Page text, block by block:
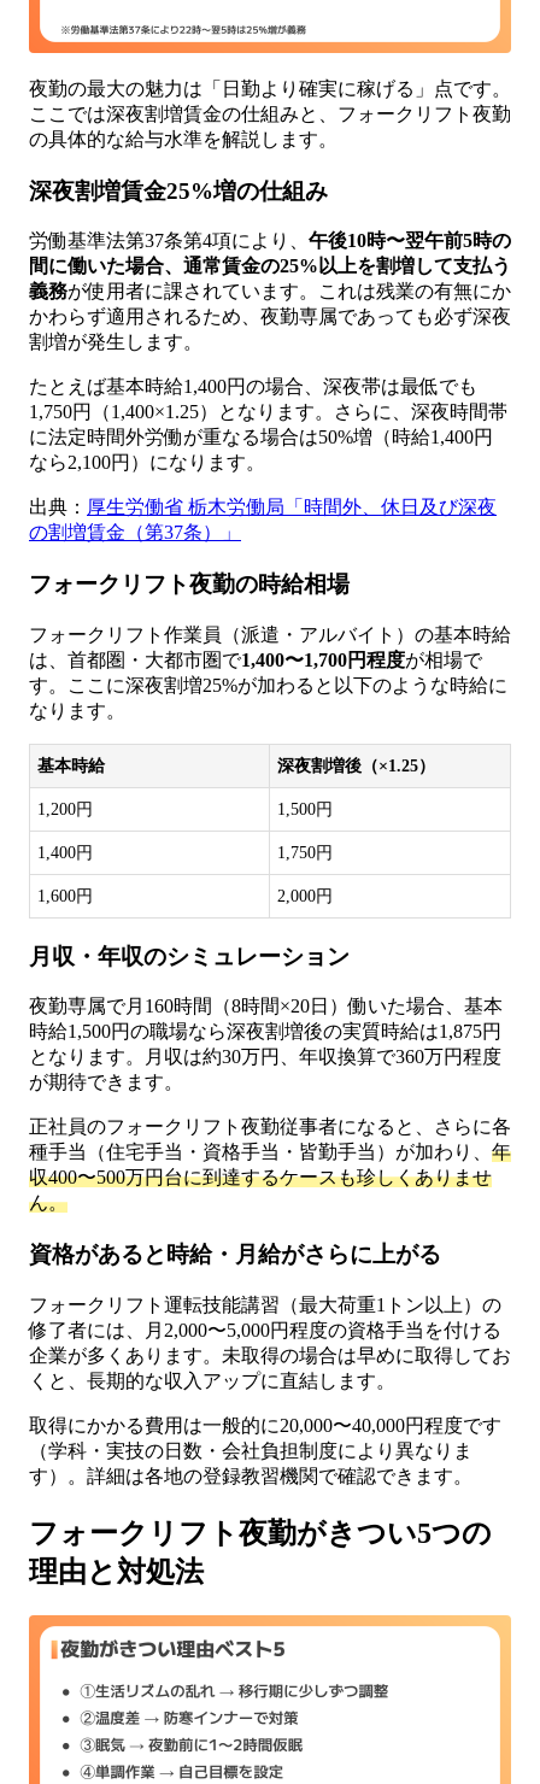
夜勤の最大の魅力は「日勤より確実に稼げる」点です。
ここでは深夜割増賃金の仕組みと、フォークリフト夜勤
の具体的な給与水準を解説します。
深夜割増賃金25%増の仕組み
労働基準法第37条第4項により、 午後10時〜翌午前5時の
間に働いた場合、通常賃金の25%以上を割増して支払う
義務が使用者に課されています。これは残業の有無にか
かわらず適用されるため、夜勤専属であっても必ず深夜
割増が発生します。
たとえば基本時給1,400円の場合、深夜帯は最低でも
1,750円（1,400×1.25）となります。さらに、深夜時間帯
に法定時間外労働が重なる場合は50%増（時給1,400円
なら2,100円）になります。
出典： 厚生労働省 栃木労働局「時間外、休日及び深夜
の割増賃金（第37条）」
フォークリフト夜勤の時給相場
フォークリフト作業員（派遣・アルバイト）の基本時給
は、首都圏・大都市圏で1,400〜1,700円程度が相場で
す。ここに深夜割増25%が加わると以下のような時給に
なります。
基本時給 深夜割増後（×1.25）
1,200円 1,500円
1,400円 1,750円
1,600円 2,000円
月収・年収のシミュレーション
夜勤専属で月160時間（8時間×20日）働いた場合、基本
時給1,500円の職場なら深夜割増後の実質時給は1,875円
となります。月収は約30万円、年収換算で360万円程度
が期待できます。
正社員のフォークリフト夜勤従事者になると、さらに各
種手当（住宅手当・資格手当・皆勤手当）が加わり、 年
収400〜500万円台に到達するケースも珍しくありませ
ん。
資格があると時給・月給がさらに上がる
フォークリフト運転技能講習（最大荷重1トン以上）の
修了者には、月2,000〜5,000円程度の資格手当を付ける
企業が多くあります。未取得の場合は早めに取得してお
くと、長期的な収入アップに直結します。
取得にかかる費用は一般的に20,000〜40,000円程度です
（学科・実技の日数・会社負担制度により異なりま
す）。詳細は各地の登録教習機関で確認できます。
フォークリフト夜勤がきつい5つの
理由と対処法